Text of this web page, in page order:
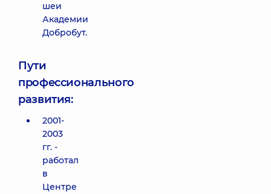
шеи
Академии
Добробут.
Пути
профессионального
развития:
2001-
2003
гг. -
работал
в
Центре